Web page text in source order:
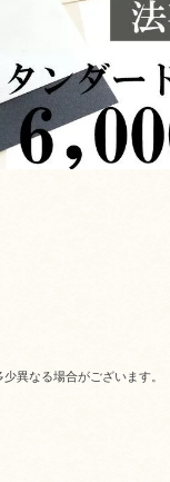
異なる場合がございます。